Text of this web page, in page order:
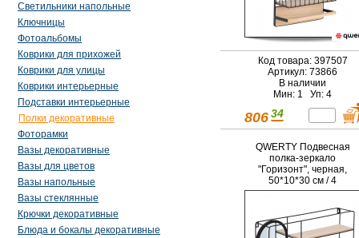
Светильники напольные
Ключницы
Фотоальбомы
Коврики для прихожей
Коврики для улицы
Коврики интерьерные
Подставки интерьерные
Полки декоративные
Фоторамки
Вазы декоративные
Вазы для цветов
Вазы напольные
Вазы стеклянные
Крючки декоративные
Блюда и бокалы декоративные
Код товара: 397507
Артикул: 73866
В наличии
Мин: 1 Уп: 4
806 34
QWERTY Подвесная
полка-зеркало
"Горизонт", черная,
50*10*30 см / 4